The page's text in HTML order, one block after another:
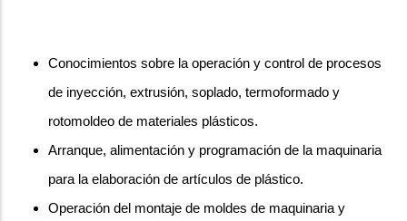
Conocimientos sobre la operación y control de procesos
de inyección, extrusión, soplado, termoformado y
rotomoldeo de materiales plásticos.
Arranque, alimentación y programación de la maquinaria
para la elaboración de artículos de plástico.
Operación del montaje de moldes de maquinaria y